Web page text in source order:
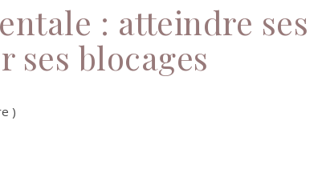
: atteindre
ses blocages
)